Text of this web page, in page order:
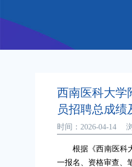
西南医科大学
员招聘总成
时间：2026-04-14
根据《西南医科
一报名、资格审查、